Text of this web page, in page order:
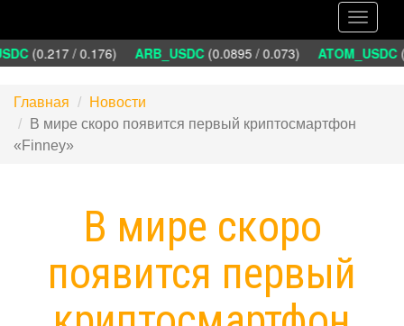
Toggle
(0.217 / 0.176) ARB_USDC(0.0895 / 0.073) ATOM_USDC
Главная
Новости
В мире скоро появится первый криптосмартфон
«Finney»
В мире скоро
появится первый